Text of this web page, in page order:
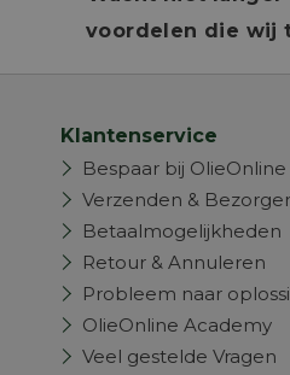
voordelen die wij
Klantenservice
Bespaar bij OlieOnline
Verzenden &
Betaalmogelijkheden
Retour & Annuleren
Probleem naar
OlieOnline Academy
Veel gestelde Vragen